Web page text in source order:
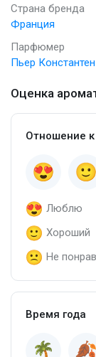
Страна бренда
Франция
Парфюмер
Пьер
Оценка
Отношение
Люблю
Хороший
Не
Время года